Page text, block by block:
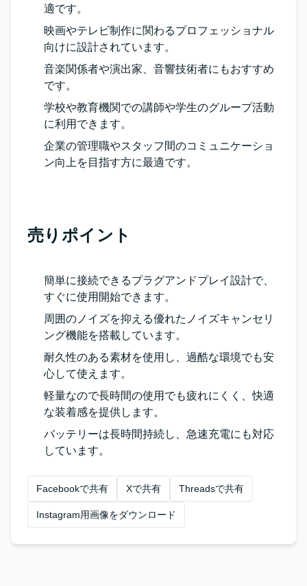
適です。
映画やテレビ制作に関わるプロフェッショナル
向けに設計されています。
音楽関係者や演出家、音響技術者にもおすすめ
です。
学校や教育機関での講師や学生のグループ活動
に利用できます。
企業の管理職やスタッフ間のコミュニケーショ
ン向上を目指す方に最適です。
売りポイント
簡単に接続できるプラグアンドプレイ設計で、
すぐに使用開始できます。
周囲のノイズを抑える優れたノイズキャンセリ
ング機能を搭載しています。
耐久性のある素材を使用し、過酷な環境でも安
心して使えます。
軽量なので長時間の使用でも疲れにくく、快適
な装着感を提供します。
バッテリーは長時間持続し、急速充電にも対応
しています。
Facebookで共有 Xで共有 Threadsで共有
Instagram用画像をダウンロード